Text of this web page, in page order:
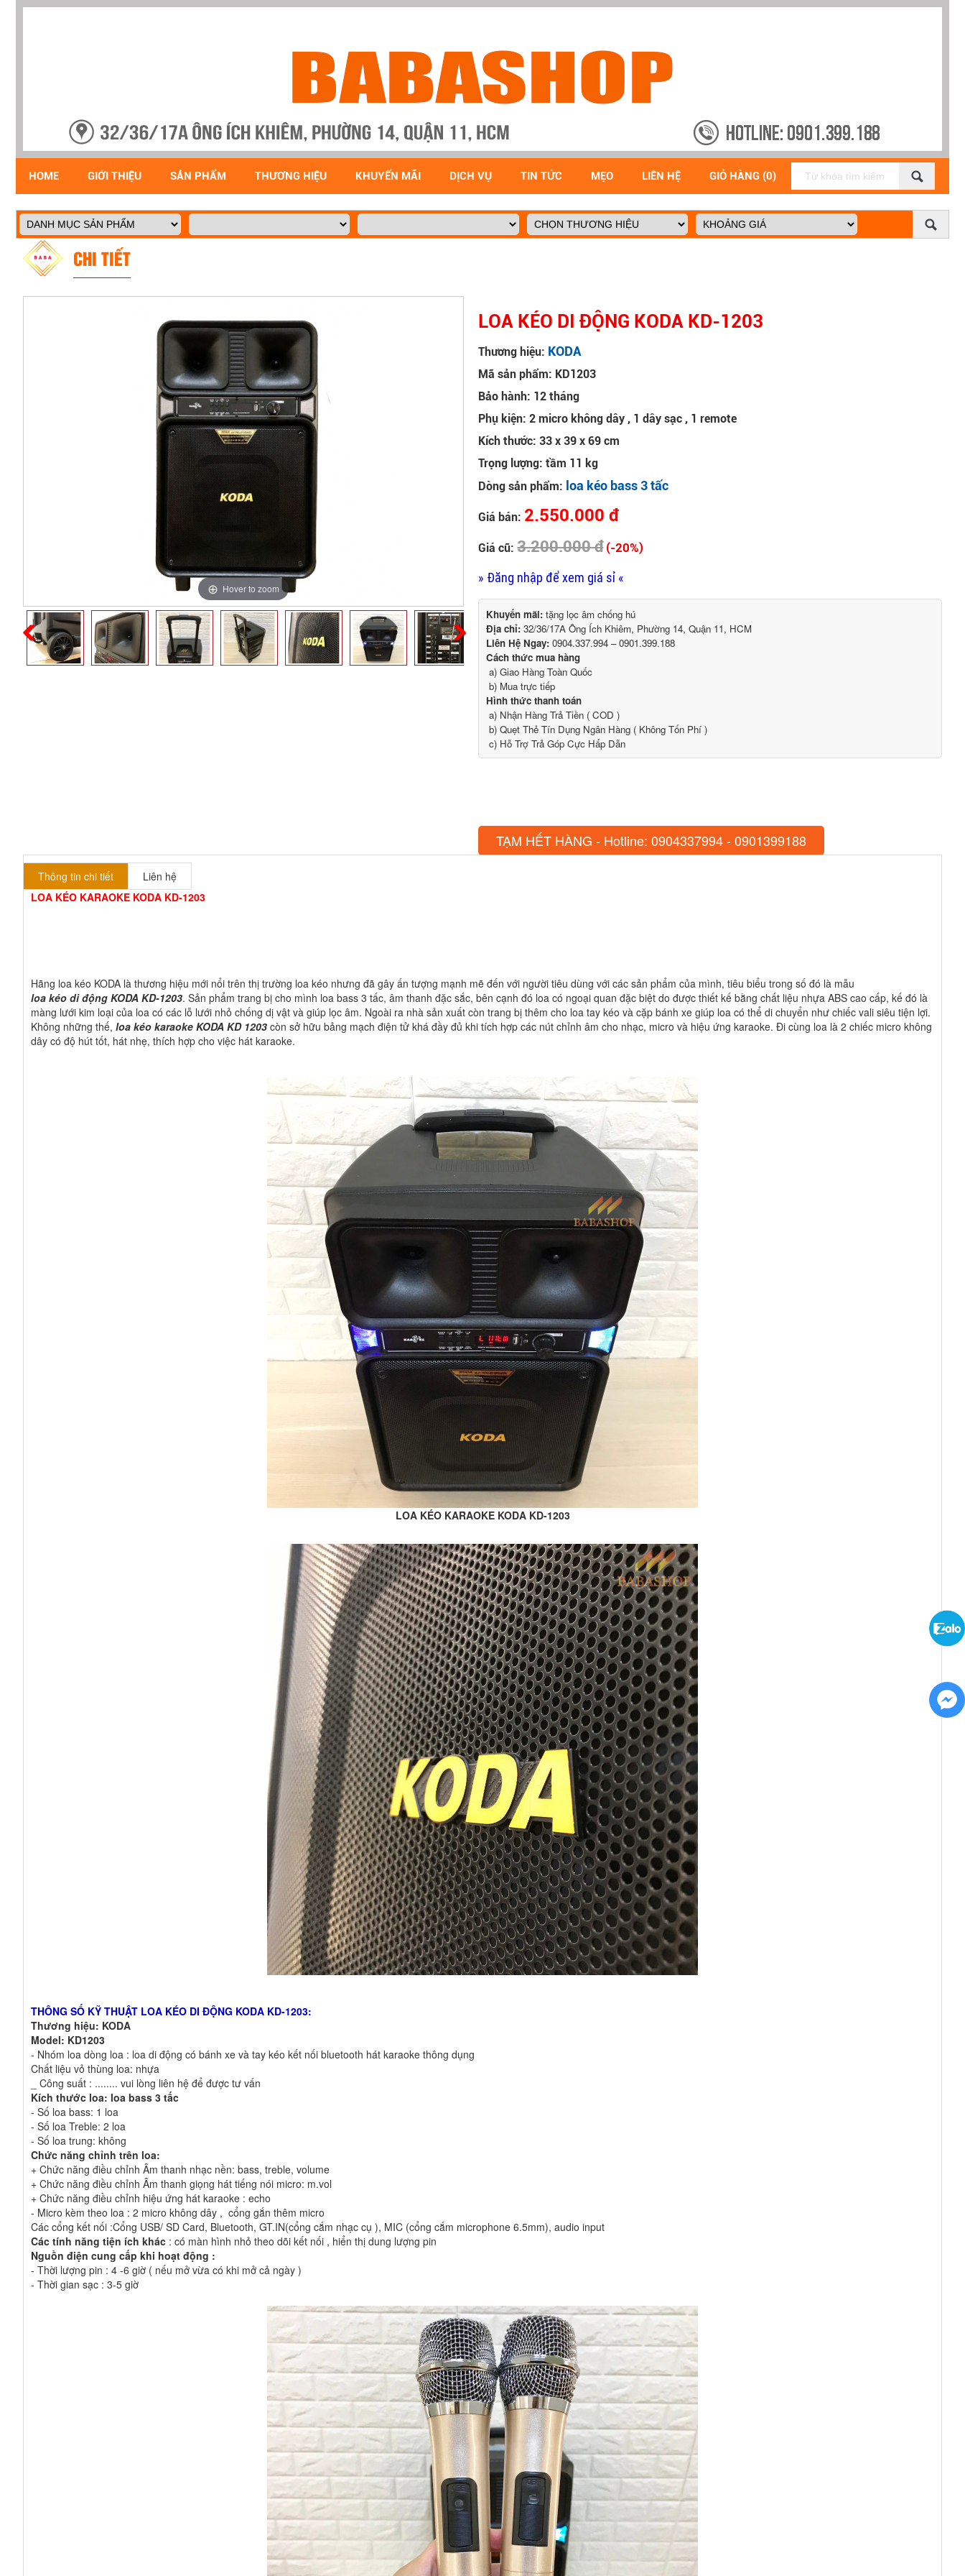
HOME GIỚI THIỆU SẢN PHẨM THƯƠNG HIỆU KHUYẾN MÃI DỊCH VỤ TIN TỨC MẸO LIÊN HỆ GIỎ HÀNG (0)
CHI TIẾT
Hover to zoom
LOA KÉO DI ĐỘNG KODA KD-1203
Thương hiệu: KODA
Mã sản phẩm: KD1203
Bảo hành: 12 tháng
Phụ kiện: 2 micro không dây , 1 dây sạc , 1 remote
Kích thước: 33 x 39 x 69 cm
Trọng lượng: tầm 11 kg
Dòng sản phẩm: loa kéo bass 3 tấc
Giá bán: 2.550.000 đ
Giá cũ:3.200.000 đ (-20%)
» Đăng nhập để xem giá sỉ «
Khuyến mãi: tặng lọc âm chống hú
Địa chỉ: 32/36/17A Ông Ích Khiêm, Phường 14, Quận 11, HCM
Liên Hệ Ngay: 0904.337.994 – 0901.399.188
Cách thức mua hàng
a) Giao Hàng Toàn Quốc
b) Mua trực tiếp
Hình thức thanh toán
a) Nhận Hàng Trả Tiền ( COD )
b) Quẹt Thẻ Tín Dụng Ngân Hàng ( Không Tốn Phí )
c) Hỗ Trợ Trả Góp Cực Hấp Dẫn
TẠM HẾT HÀNG - Hotline: 0904337994 - 0901399188
Thông tin chi tiết
Liên hệ
LOA KÉO KARAOKE KODA KD-1203
Hãng loa kéo KODA là thương hiệu mới nổi trên thị trường loa kéo nhưng đã gây ấn tượng mạnh mẽ đến với người tiêu dùng với các sản phẩm của mình, tiêu biểu trong số đó là mẫu
loa kéo di động KODA KD-1203. Sản phẩm trang bị cho mình loa bass 3 tấc, âm thanh đặc sắc, bên cạnh đó loa có ngoại quan đặc biệt do được thiết kế bằng chất liệu nhựa ABS cao cấp, kế đó là
màng lưới kim loại của loa có các lỗ lưới nhỏ chống dị vật và giúp lọc âm. Ngoài ra nhà sản xuất còn trang bị thêm cho loa tay kéo và cặp bánh xe giúp loa có thể di chuyển như chiếc vali siêu tiện lợi.
Không những thế, loa kéo karaoke KODA KD 1203 còn sở hữu bảng mạch điện tử khá đầy đủ khi tích hợp các nút chỉnh âm cho nhạc, micro và hiệu ứng karaoke. Đi cùng loa là 2 chiếc micro không
dây có độ hút tốt, hát nhẹ, thích hợp cho việc hát karaoke.
LOA KÉO KARAOKE KODA KD-1203
THÔNG SỐ KỸ THUẬT LOA KÉO DI ĐỘNG KODA KD-1203:
Thương hiệu: KODA
Model: KD1203
- Nhóm loa dòng loa : loa di động có bánh xe và tay kéo kết nối bluetooth hát karaoke thông dụng
Chất liệu vỏ thùng loa: nhựa
_ Công suất : ........ vui lòng liên hệ để được tư vấn
Kích thước loa: loa bass 3 tấc
- Số loa bass: 1 loa
- Số loa Treble: 2 loa
- Số loa trung: không
Chức năng chỉnh trên loa:
+ Chức năng điều chỉnh Âm thanh nhạc nền: bass, treble, volume
+ Chức năng điều chỉnh Âm thanh giọng hát tiếng nói micro: m.vol
+ Chức năng điều chỉnh hiệu ứng hát karaoke : echo
- Micro kèm theo loa : 2 micro không dây , cổng gắn thêm micro
Các cổng kết nối :Cổng USB/ SD Card, Bluetooth, GT.IN(cổng cắm nhạc cụ ), MIC (cổng cắm microphone 6.5mm), audio input
Các tính năng tiện ích khác : có màn hình nhỏ theo dõi kết nối , hiển thị dung lượng pin
Nguồn điện cung cấp khi hoạt động :
- Thời lượng pin : 4 -6 giờ ( nếu mở vừa có khi mở cả ngày )
- Thời gian sạc : 3-5 giờ